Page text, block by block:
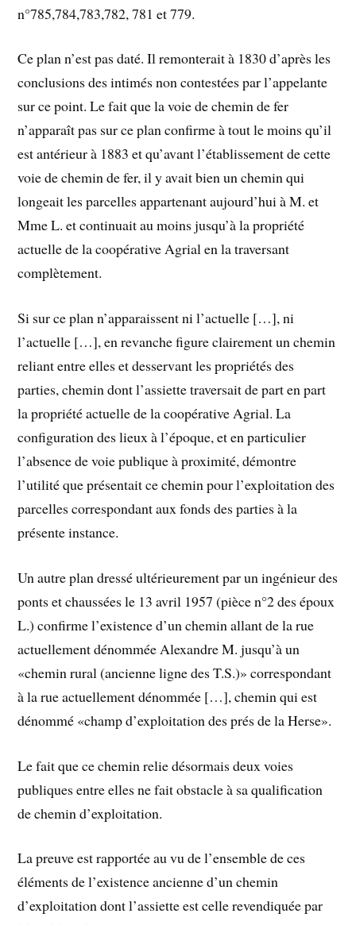
n°785,784,783,782, 781 et 779.
Ce plan n’est pas daté. Il remonterait à 1830 d’après les
conclusions des intimés non contestées par l’appelante
sur ce point. Le fait que la voie de chemin de fer
n’apparaît pas sur ce plan confirme à tout le moins qu’il
est antérieur à 1883 et qu’avant l’établissement de cette
voie de chemin de fer, il y avait bien un chemin qui
longeait les parcelles appartenant aujourd’hui à M. et
Mme L. et continuait au moins jusqu’à la propriété
actuelle de la coopérative Agrial en la traversant
complètement.
Si sur ce plan n’apparaissent ni l’actuelle […], ni
l’actuelle […], en revanche figure clairement un chemin
reliant entre elles et desservant les propriétés des
parties, chemin dont l’assiette traversait de part en part
la propriété actuelle de la coopérative Agrial. La
configuration des lieux à l’époque, et en particulier
l’absence de voie publique à proximité, démontre
l’utilité que présentait ce chemin pour l’exploitation des
parcelles correspondant aux fonds des parties à la
présente instance.
Un autre plan dressé ultérieurement par un ingénieur des
ponts et chaussées le 13 avril 1957 (pièce n°2 des époux
L.) confirme l’existence d’un chemin allant de la rue
actuellement dénommée Alexandre M. jusqu’à un
«chemin rural (ancienne ligne des T.S.)» correspondant
à la rue actuellement dénommée […], chemin qui est
dénommé «champ d’exploitation des prés de la Herse».
Le fait que ce chemin relie désormais deux voies
publiques entre elles ne fait obstacle à sa qualification
de chemin d’exploitation.
La preuve est rapportée au vu de l’ensemble de ces
éléments de l’existence ancienne d’un chemin
d’exploitation dont l’assiette est celle revendiquée par